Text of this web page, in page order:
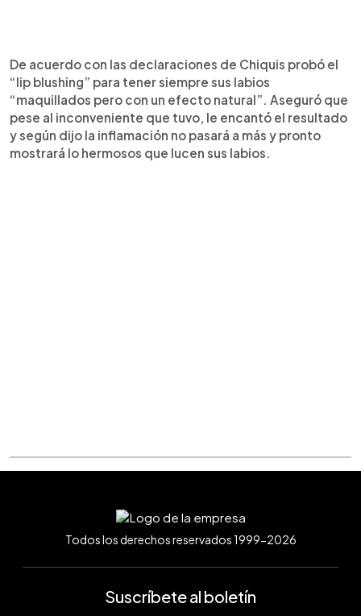
De acuerdo con las declaraciones de Chiquis probó el
“lip blushing” para tener siempre sus labios
“maquillados pero con un efecto natural”. Aseguró que
pese al inconveniente que tuvo, le encantó el resultado
y según dijo la inflamación no pasará a más y pronto
mostrará lo hermosos que lucen sus labios.
Todos los derechos reservados 1999-2026
Suscríbete al boletín